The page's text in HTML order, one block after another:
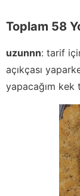
Toplam 58
uzunnn: tarif
açıkçası
yapacağım kek